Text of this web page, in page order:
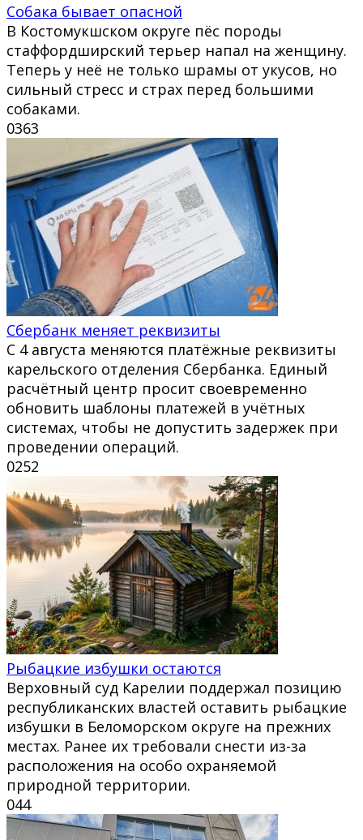
Собака бывает опасной
В Костомукшском округе пёс породы
стаффордширский терьер напал на женщину.
Теперь у неё не только шрамы от укусов, но
сильный стресс и страх перед большими
собаками.
0363
Сбербанк меняет реквизиты
С 4 августа меняются платёжные реквизиты
карельского отделения Сбербанка. Единый
расчётный центр просит своевременно
обновить шаблоны платежей в учётных
системах, чтобы не допустить задержек при
проведении операций.
0252
Рыбацкие избушки остаются
Верховный суд Карелии поддержал позицию
республиканских властей оставить рыбацкие
избушки в Беломорском округе на прежних
местах. Ранее их требовали снести из-за
расположения на особо охраняемой
природной территории.
044